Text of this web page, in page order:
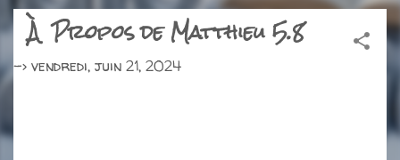
À Propos de Matthieu 5.8
-> vendredi, juin 21, 2024